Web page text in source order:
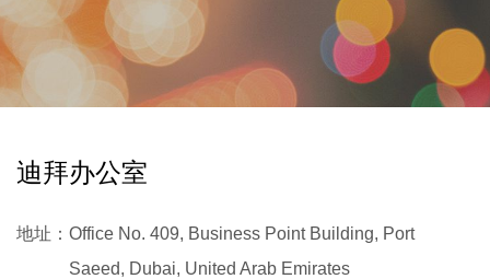
迪拜办公室
地址： Office No. 409, Business Point Building, Port
Saeed, Dubai, United Arab Emirates